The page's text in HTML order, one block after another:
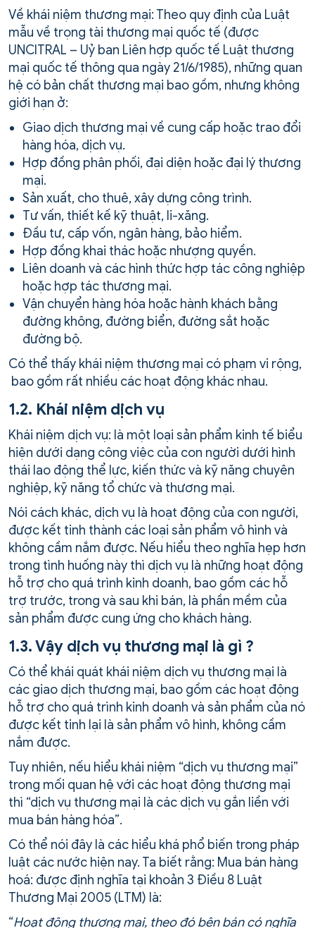
Về khái niệm thương mại: Theo quy định của Luật
mẫu về trọng tài thương mại quốc tế (được
UNCITRAL – Uỷ ban Liên hợp quốc tế Luật thương
mại quốc tế thông qua ngày 21/6/1985), những quan
hệ có bản chất thương mại bao gồm, nhưng không
giới hạn ở:
Giao dịch thương mại về cung cấp hoặc trao đổi
hàng hóa, dịch vụ.
Hợp đồng phân phối, đại diện hoặc đại lý thương
mại.
Sản xuất, cho thuê, xây dựng công trình.
Tư vấn, thiết kế kỹ thuật, li-xăng.
Đầu tư, cấp vốn, ngân hàng, bảo hiểm.
Hợp đồng khai thác hoặc nhượng quyền.
Liên doanh và các hình thức hợp tác công nghiệp
hoặc hợp tác thương mại.
Vận chuyển hàng hóa hoặc hành khách bằng
đường không, đường biển, đường sắt hoặc
đường bộ.
Có thể thấy khái niệm thương mại có phạm vi rộng,
bao gồm rất nhiều các hoạt động khác nhau.
1.2. Khái niệm dịch vụ
Khái niệm dịch vụ: là một loại sản phẩm kinh tế biểu
hiện dưới dạng công việc của con người dưới hình
thái lao động thể lực, kiến thức và kỹ năng chuyên
nghiệp, kỹ năng tổ chức và thương mại.
Nói cách khác, dịch vụ là hoạt động của con người,
được kết tinh thành các loại sản phẩm vô hình và
không cầm nắm được. Nếu hiểu theo nghĩa hẹp hơn
trong tình huống này thì dịch vụ là những hoạt động
hỗ trợ cho quá trình kinh doanh, bao gồm các hỗ
trợ trước, trong và sau khi bán, là phần mềm của
sản phẩm được cung ứng cho khách hàng.
1.3. Vậy dịch vụ thương mại là gì ?
Có thể khái quát khái niệm dịch vụ thương mại là
các giao dịch thương mại, bao gồm các hoạt động
hỗ trợ cho quá trình kinh doanh và sản phẩm của nó
được kết tinh lại là sản phẩm vô hình, không cầm
nắm được.
Tuy nhiên, nếu hiểu khái niệm “dịch vụ thương mại”
trong mối quan hệ với các hoạt động thương mại
thì “dịch vụ thương mại là các dịch vụ gắn liền với
mua bán hàng hóa”.
Có thể nói đây là các hiểu khá phổ biến trong pháp
luật các nước hiện nay. Ta biết rằng: Mua bán hàng
hoá: được định nghĩa tại khoản 3 Điều 8 Luật
Thương Mại 2005 (LTM) là:
“Hoạt động thương mại, theo đó bên bán có nghĩa